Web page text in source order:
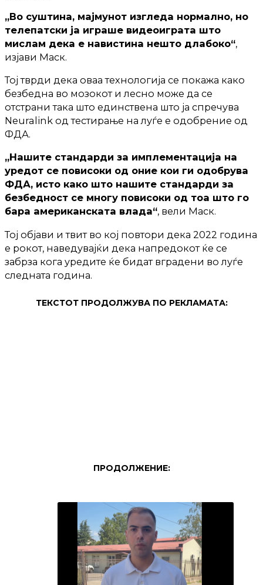
„Во суштина, мајмунот изгледа нормално, но
телепатски ја играше видеоиграта што
мислам дека е навистина нешто длабоко“,
изјави Маск.
Тој тврди дека оваа технологија се покажа како
безбедна во мозокот и лесно може да се
отстрани така што единствена што ја спречува
Neuralink од тестирање на луѓе е одобрение од
ФДА.
„Нашите стандарди за имплементација на
уредот се повисоки од оние кои ги одобрува
ФДА, исто како што нашите стандарди за
безбедност се многу повисоки од тоа што го
бара американската влада“, вели Маск.
Тој објави и твит во кој повтори дека 2022 година
е рокот, наведувајќи дека напредокот ќе се
забрза кога уредите ќе бидат вградени во луѓе
следната година.
ТЕКСТОТ ПРОДОЛЖУВА ПО РЕКЛАМАТА:
ПРОДОЛЖЕНИЕ: